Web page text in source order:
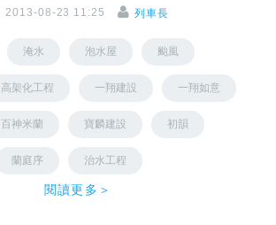
2013-08-23 11:25 列車長
淹水 泡水屋 颱風
高架化工程 一翔建設 一翔如意
百神米蘭 寶麟建設 初韻
蘭庭序 治水工程
閱讀更多＞